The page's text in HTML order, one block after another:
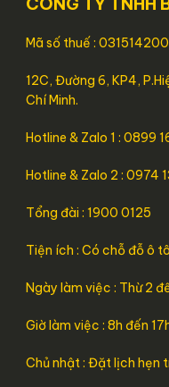
Mã số thuế :
12C, Đường 6, KP4,
Chí Minh.
Hotline & Zalo 1 : 0899
Hotline & Zalo 2 : 0974
Tổng đài : 1900 0125
Tiện ích : Có chỗ đỗ ô
Ngày làm việc : Thừ 2
Giờ làm việc : 8h đến
Chủ nhật : Đặt lịch hẹn